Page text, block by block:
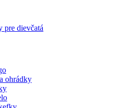
pre dievčatá
ohrádky